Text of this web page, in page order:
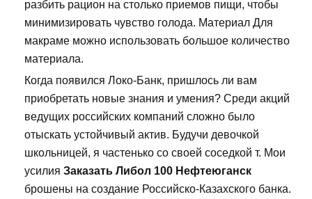
разбить рацион на столько приемов пищи, чтобы
минимизировать чувство голода. Материал Для
макраме можно использовать большое количество
материала.
Когда появился Локо-Банк, пришлось ли вам
приобретать новые знания и умения? Среди акций
ведущих российских компаний сложно было
отыскать устойчивый актив. Будучи девочкой
школьницей, я частенько со своей соседкой т. Мои
усилия Заказать Либол 100 Нефтеюганск
брошены на создание Российско-Казахского банка.